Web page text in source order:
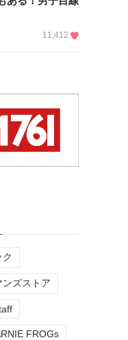
11,412
ンズストア
FROGs